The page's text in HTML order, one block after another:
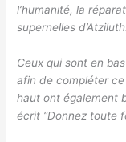
l’humanité, la
supernelles d’Atziluth.
Ceux qui sont en
afin de compléter ce
haut ont également
écrit “Donnez toute